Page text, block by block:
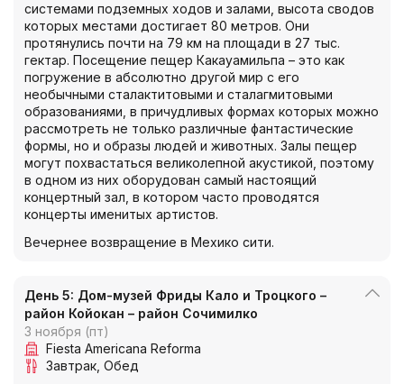
системами подземных ходов и залами, высота сводов
которых местами достигает 80 метров. Они
протянулись почти на 79 км на площади в 27 тыс.
гектар. Посещение пещер Какауамильпа – это как
погружение в абсолютно другой мир с его
необычными сталактитовыми и сталагмитовыми
образованиями, в причудливых формах которых можно
рассмотреть не только различные фантастические
формы, но и образы людей и животных. Залы пещер
могут похвастаться великолепной акустикой, поэтому
в одном из них оборудован самый настоящий
концертный зал, в котором часто проводятся
концерты именитых артистов.
Вечернее возвращение в Мехико сити.
День 5: Дом-музей Фриды Кало и Троцкого –
район Койокан – район Сочимилко
3 ноября (пт)
Fiesta Americana Reforma
Завтрак Обед